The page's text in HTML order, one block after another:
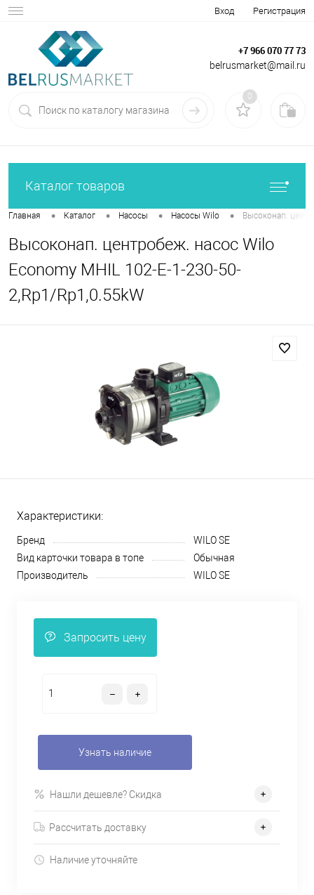
Вход Регистрация
+7 966 070 77 73
belrusmarket@mail.ru
0
Каталог товаров
Главная • Каталог • Насосы • Насосы Wilo • Высоконап.
Высоконап. центробеж. насос Wilo
Economy MHIL 102-E-1-230-50-
2,Rp1/Rp1,0.55kW
Характеристики:
Бренд
WILO SE
Вид карточки товара в топе
Обычная
Производитель
WILO SE
Запросить цену
Узнать наличие
Нашли дешевле? Скидка
Рассчитать доставку
Наличие уточняйте